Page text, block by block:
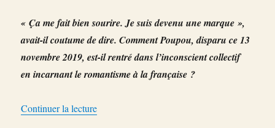
le
rester
« Ça me fait bien sourire. Je suis devenu une marque »,
avait-il coutume de dire. Comment Poupou, disparu ce 13
novembre 2019, est-il rentré dans l’inconscient collectif
en incarnant le romantisme à la française ?
Continuer la lecturede « Le mythe de l’éternel second »